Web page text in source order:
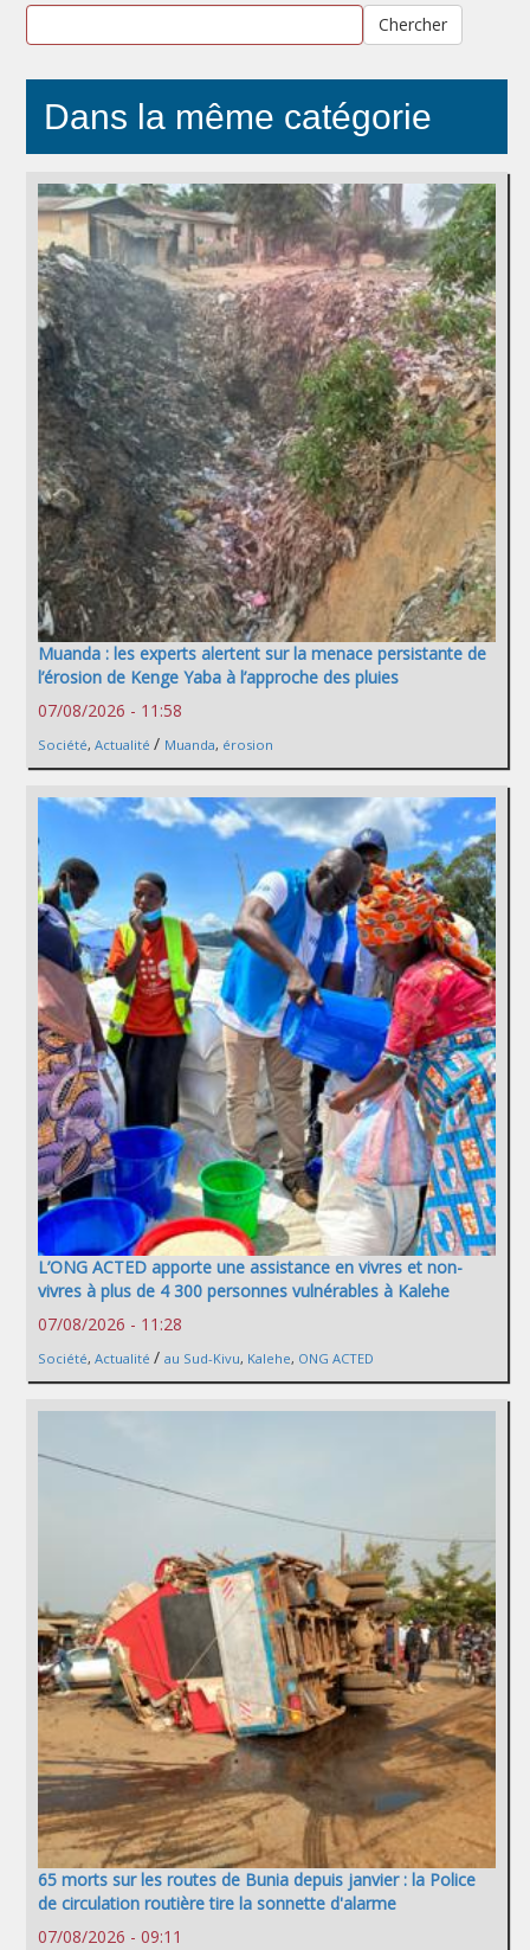
Chercher
Dans la même catégorie
Muanda : les experts alertent sur la menace persistante de
l’érosion de Kenge Yaba à l’approche des pluies
07/08/2026 - 11:58
Société, Actualité / Muanda, érosion
L’ONG ACTED apporte une assistance en vivres et non-
vivres à plus de 4 300 personnes vulnérables à Kalehe
07/08/2026 - 11:28
Société, Actualité / au Sud-Kivu, Kalehe, ONG ACTED
65 morts sur les routes de Bunia depuis janvier : la Police
de circulation routière tire la sonnette d'alarme
07/08/2026 - 09:11